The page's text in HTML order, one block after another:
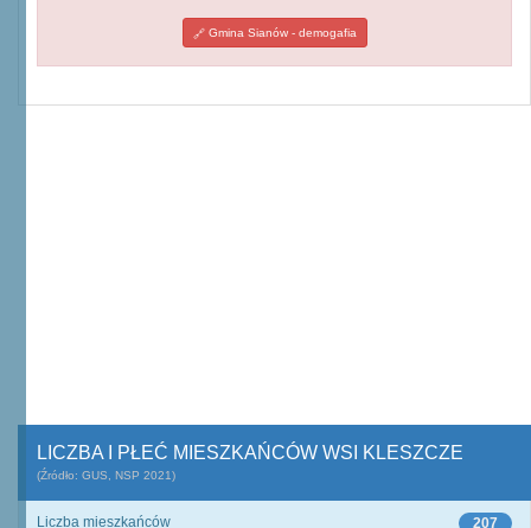
Gmina Sianów - demogafia
LICZBA I PŁEĆ MIESZKAŃCÓW WSI KLESZCZE
(Źródło: GUS, NSP 2021)
207
Liczba mieszkańców